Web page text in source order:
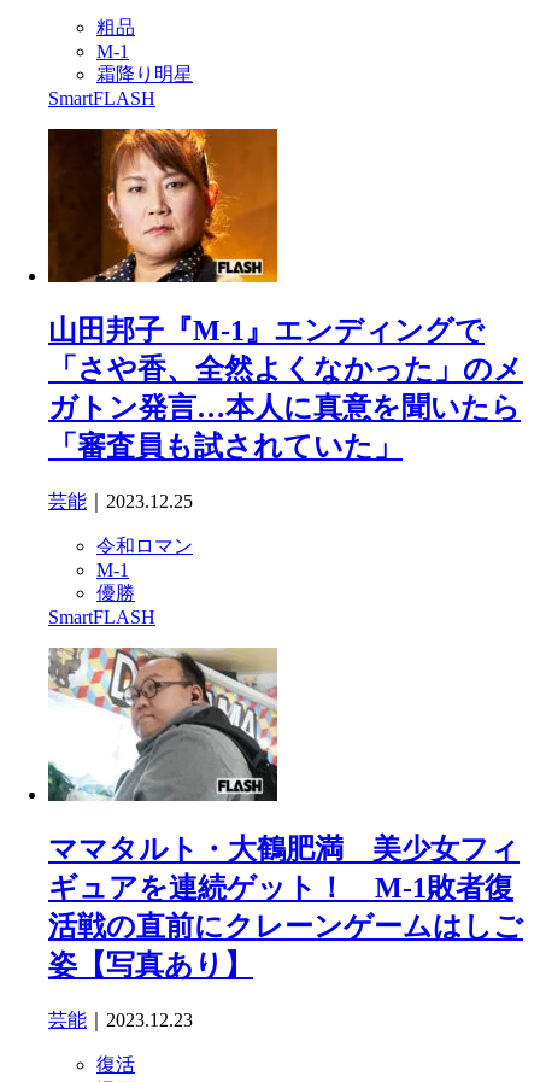
粗品
M-1
霜降り明星
SmartFLASH
山田邦子『M-1』エンディングで
「さや香、全然よくなかった」のメ
ガトン発言…本人に真意を聞いたら
「審査員も試されていた」
芸能 ｜2023.12.25
令和ロマン
M-1
優勝
SmartFLASH
ママタルト・大鶴肥満 美少女フィ
ギュアを連続ゲット！ M-1敗者復
活戦の直前にクレーンゲームはしご
姿【写真あり】
芸能 ｜2023.12.23
復活